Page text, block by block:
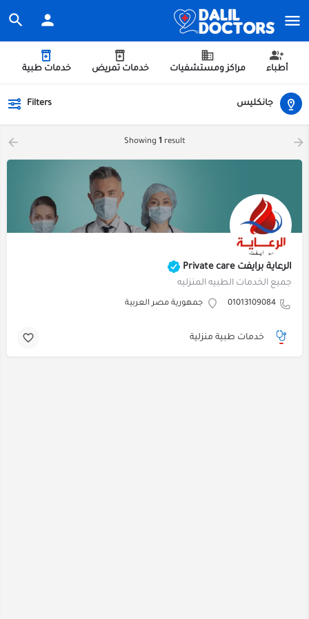
أطباء مراكز ومستشفيات خدمات تمريض خدمات طبية
جانكليس Filters
Showing 1 result
الرعاية برايفت Private care
جميع الخدمات الطبيه المنزليه
01013109084 جمهورية مصر العربية
خدمات طبية منزلية